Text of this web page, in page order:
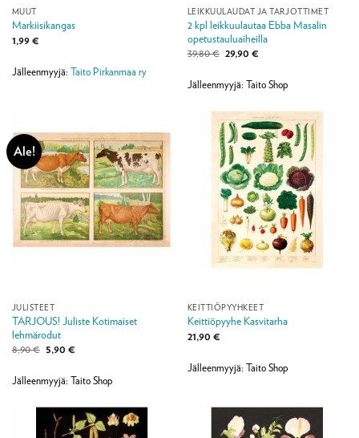
MUUT
Markiisikangas
1,99€
Jälleenmyyjä: Taito Pirkanmaa ry
LEIKKUULAUDAT JA TARJOTTIMET
2 kpl leikkuulautaa Ebba Masalin
opetustauluaiheilla
39,80€ Alkuperäinen
hinta
39,80 €.
29,90 €Nykyinen
29,90 €.
Jälleenmyyjä: Taito Shop
Ale!
JULISTEET
TARJOUS! Juliste Kotimaiset
lehmärodut
8,90€ Alkuperäinen
hinta
8,90 €.
5,90 €Nykyinen
5,90 €.
Jälleenmyyjä: Taito Shop
KEITTIÖPYYHKEET
Keittiöpyyhe Kasvitarha
21,90 €
Jälleenmyyjä: Taito Shop